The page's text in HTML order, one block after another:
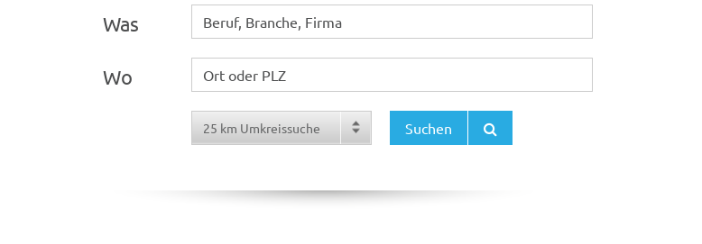
Was
Wo
Suchen